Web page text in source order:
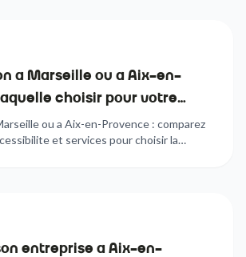
a Marseille ou a Aix-en-
choisir pour votre
ou a Aix-en-Provence : comparez
et services pour choisir la
entreprise a Aix-en-